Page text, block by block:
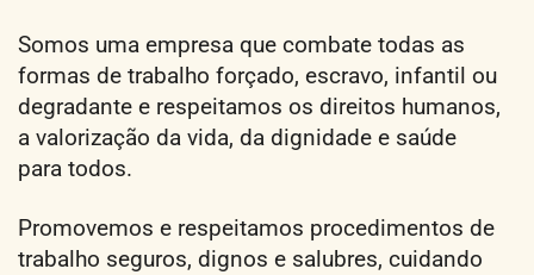
Somos uma empresa que combate todas as
formas de trabalho forçado, escravo, infantil ou
degradante e respeitamos os direitos humanos,
a valorização da vida, da dignidade e saúde
para todos.
Promovemos e respeitamos procedimentos de
trabalho seguros, dignos e salubres, cuidando